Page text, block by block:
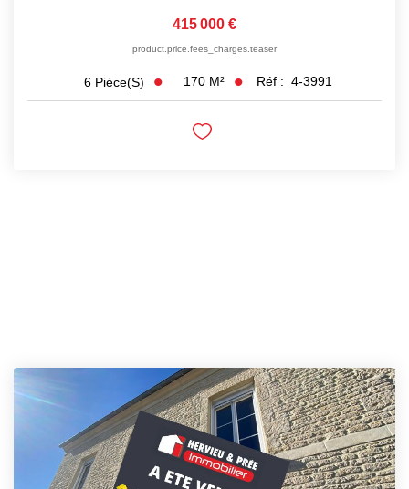
415 000 €
product.price.fees_charges.teaser
6 Pièce(s) 170 M² Réf : 4-3991